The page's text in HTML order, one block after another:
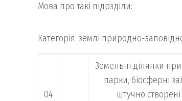
Мова про такі підрзділи:
Категорія: землі природно-
04
Земельні ділянки
парки, біосферні
штучно